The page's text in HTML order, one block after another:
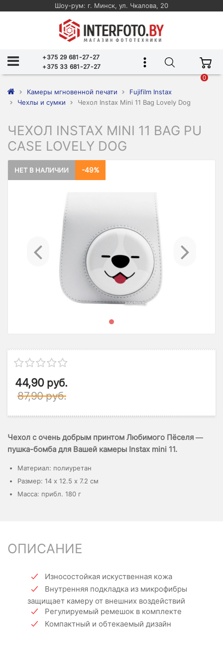
Шоу-рум: г. Минск, ул. Чкалова, 20
+375 29 681-27-27
+375 33 681-27-27
0
Камеры мгновенной печати
Fujifilm Instax
Чехлы и сумки
Чехол Instax Mini 11 Bag Lovely Dog
ЧЕХОЛ INSTAX MINI 11 BAG PU
CASE LOVELY DOG
НЕТ В НАЛИЧИИ -49%
Previous
44,90 руб.
87,90 руб.
Чехол с очень добрым принтом Любимого Пёселя —
пушка-бомба для Вашей камеры Instax mini 11.
Материал: полиуретан
Размер: 14 х 12.5 х 7.2 см
Масса: прибл. 180 г
ОПИСАНИЕ
Износостойкая искуственная кожа
Внутренняя подкладка из микрофибры
защищает камеру от внешних воздействий
Регулируемый ремешок в комплекте
Компактный и обтекаемый дизайн